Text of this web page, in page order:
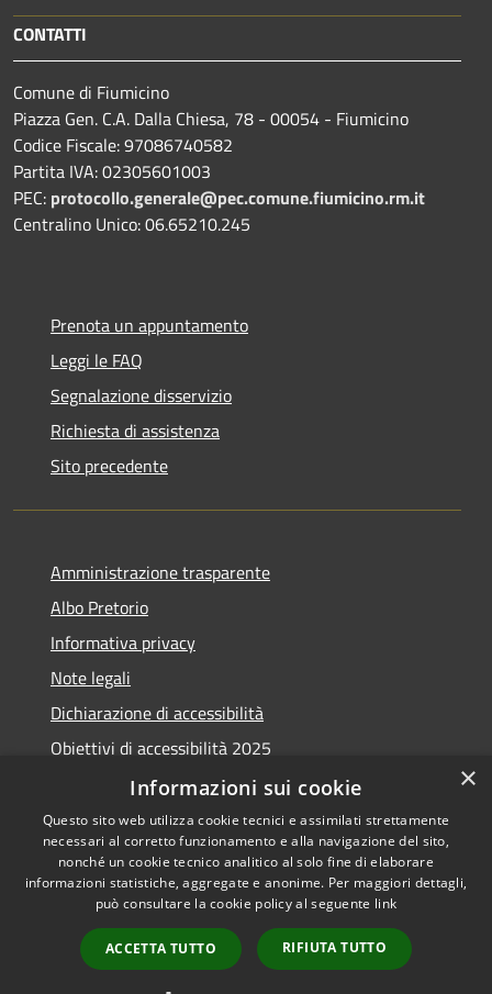
CONTATTI
Comune di Fiumicino
Piazza Gen. C.A. Dalla Chiesa, 78 - 00054 - Fiumicino
Codice Fiscale: 97086740582
Partita IVA: 02305601003
PEC: protocollo.generale@pec.comune.fiumicino.rm.it
Centralino Unico: 06.65210.245
Prenota un appuntamento
Leggi le FAQ
Segnalazione disservizio
Richiesta di assistenza
Sito precedente
Amministrazione trasparente
Albo Pretorio
Informativa privacy
Note legali
Dichiarazione di accessibilità
Obiettivi di accessibilità 2025
Meccanismo di feedback
RSS
Accessibilità
Copyright © 2026 • Comune di
Municipium•
Accesso
redazione
×
Informazioni sui cookie
Questo sito web utilizza cookie tecnici e assimilati strettamente
necessari al corretto funzionamento e alla navigazione del sito,
nonché un cookie tecnico analitico al solo fine di elaborare
informazioni statistiche, aggregate e anonime. Per maggiori dettagli,
può consultare la cookie policy al seguente link
ACCETTA TUTTO RIFIUTA TUTTO